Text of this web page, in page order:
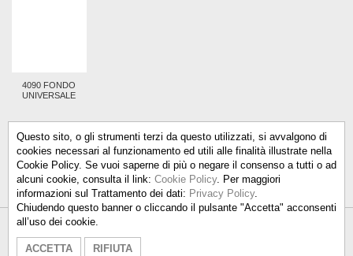
4090 FONDO
UNIVERSALE
Talken Color S.r.l.
Questo sito, o gli strumenti terzi da questo utilizzati, si avvalgono di
cookies necessari al funzionamento ed utili alle finalità illustrate nella
Cookie Policy. Se vuoi saperne di più o negare il consenso a tutti o ad
alcuni cookie, consulta il link: Cookie Policy. Per maggiori
informazioni sul Trattamento dei dati: Privacy Policy.
Chiudendo questo banner o cliccando il pulsante "Accetta" acconsenti
all’uso dei cookie.
ACCETTA RIFIUTA